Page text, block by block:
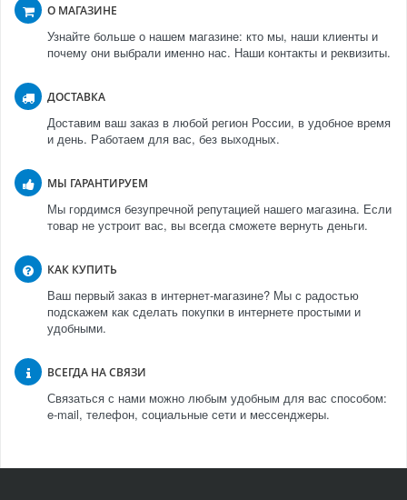
О МАГАЗИНЕ
Узнайте больше о нашем магазине: кто мы, наши клиенты и
почему они выбрали именно нас. Наши контакты и реквизиты.
ДОСТАВКА
Доставим ваш заказ в любой регион России, в удобное время
и день. Работаем для вас, без выходных.
МЫ ГАРАНТИРУЕМ
Мы гордимся безупречной репутацией нашего магазина. Если
товар не устроит вас, вы всегда сможете вернуть деньги.
КАК КУПИТЬ
Ваш первый заказ в интернет-магазине? Мы с радостью
подскажем как сделать покупки в интернете простыми и
удобными.
ВСЕГДА НА СВЯЗИ
Связаться с нами можно любым удобным для вас способом:
e-mail, телефон, социальные сети и мессенджеры.